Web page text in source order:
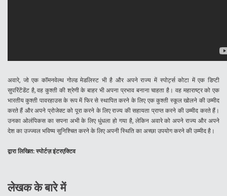
अवारे, जो एक कॉमनवेल्थ गोल्ड मेडलिस्ट भी है और अपने राज्य में स्पोर्ट्स कोटा में एक डिप्टी
सुपरिंटेंडेंट है, वह कुश्ती की श्रेणी के बाहर भी अपना प्रभाव बनाना चाहता है। वह महाराष्ट्र को एक
भारतीय कुश्ती पावरहाउस के रूप में फिर से स्थापित करने के लिए एक कुश्ती स्कूल खोलने की उम्मीद
करते हैं और अपने प्रोजेक्ट को पूरा करने के लिए राज्य की सहायता प्राप्त करने की उम्मीद करते हैं।
उनका ओलंपिकस का सपना अभी के लिए धुंधला हो गया है, लेकिन अवारे को अपने राज्य और अपने
देश का उज्ज्वल भविष्य सुनिश्चित करने के लिए अपनी स्थिति का अच्छा उपयोग करने की उम्मीद है।
द्वारा लिखित: स्पोर्टज़ इंटरएक्टिव
लेखक के बारे में